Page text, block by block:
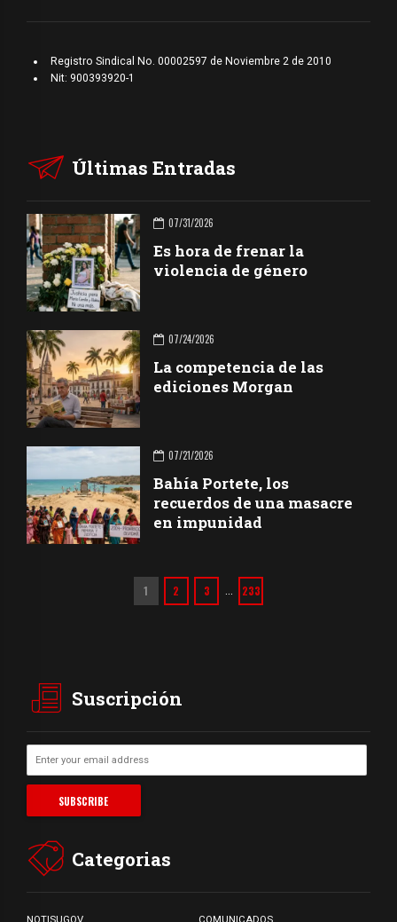
Registro Sindical No. 00002597 de Noviembre 2 de 2010
Nit: 900393920-1
Últimas Entradas
07/31/2026
Es hora de frenar la
violencia de género
07/24/2026
La competencia de las
ediciones Morgan
07/21/2026
Bahía Portete, los
recuerdos de una masacre
en impunidad
1 2 3 … 233
Suscripción
Categorias
NOTISUGOV COMUNICADOS